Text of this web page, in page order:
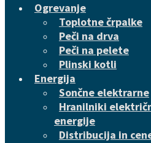
Ogrevanje
Toplotne črpalke
Peči na drva
Peči na pelete
Plinski kotli
Energija
Sončne elektrarne
Hranilniki
energije
Distribucija in